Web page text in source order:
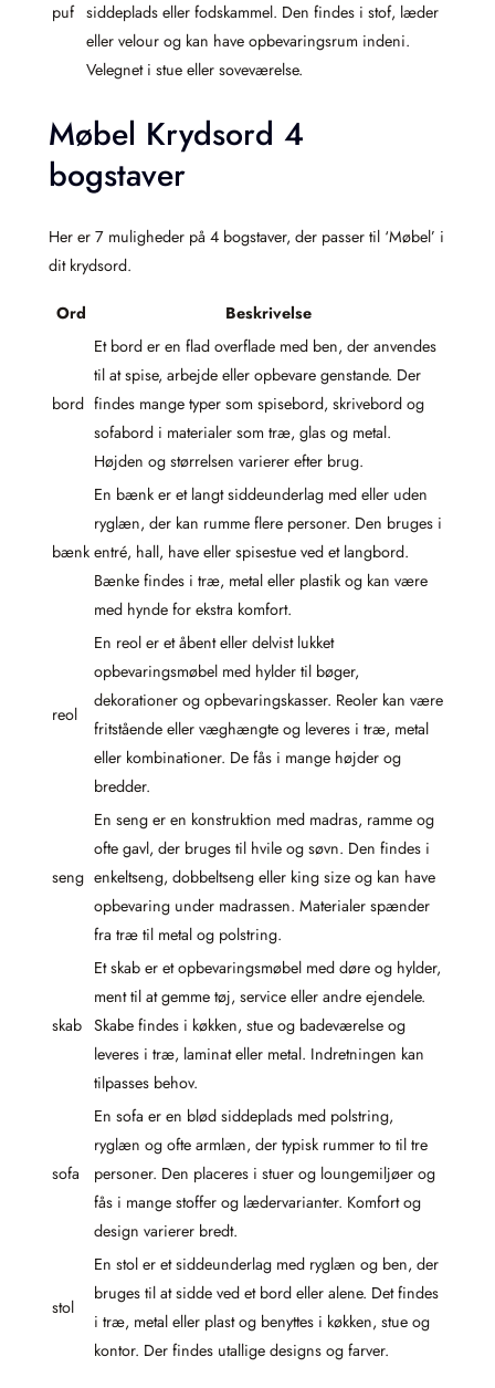
puf siddeplads eller fodskammel. Den findes i stof, læder
eller velour og kan have opbevaringsrum indeni.
Velegnet i stue eller soveværelse.
Møbel Krydsord 4
bogstaver
Her er 7 muligheder på 4 bogstaver, der passer til ‘Møbel’ i
dit krydsord.
Ord Beskrivelse
bord
Et bord er en flad overflade med ben, der anvendes
til at spise, arbejde eller opbevare genstande. Der
findes mange typer som spisebord, skrivebord og
sofabord i materialer som træ, glas og metal.
Højden og størrelsen varierer efter brug.
bænk
En bænk er et langt siddeunderlag med eller uden
ryglæn, der kan rumme flere personer. Den bruges i
entré, hall, have eller spisestue ved et langbord.
Bænke findes i træ, metal eller plastik og kan være
med hynde for ekstra komfort.
reol
En reol er et åbent eller delvist lukket
opbevaringsmøbel med hylder til bøger,
dekorationer og opbevaringskasser. Reoler kan være
fritstående eller væghængte og leveres i træ, metal
eller kombinationer. De fås i mange højder og
bredder.
seng
En seng er en konstruktion med madras, ramme og
ofte gavl, der bruges til hvile og søvn. Den findes i
enkeltseng, dobbeltseng eller king size og kan have
opbevaring under madrassen. Materialer spænder
fra træ til metal og polstring.
skab
Et skab er et opbevaringsmøbel med døre og hylder,
ment til at gemme tøj, service eller andre ejendele.
Skabe findes i køkken, stue og badeværelse og
leveres i træ, laminat eller metal. Indretningen kan
tilpasses behov.
sofa
En sofa er en blød siddeplads med polstring,
ryglæn og ofte armlæn, der typisk rummer to til tre
personer. Den placeres i stuer og loungemiljøer og
fås i mange stoffer og lædervarianter. Komfort og
design varierer bredt.
stol
En stol er et siddeunderlag med ryglæn og ben, der
bruges til at sidde ved et bord eller alene. Det findes
i træ, metal eller plast og benyttes i køkken, stue og
kontor. Der findes utallige designs og farver.